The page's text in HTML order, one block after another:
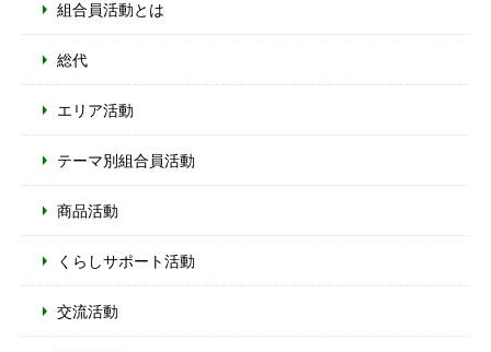
組合員活動とは
総代
エリア活動
テーマ別組合員活動
商品活動
くらしサポート活動
交流活動